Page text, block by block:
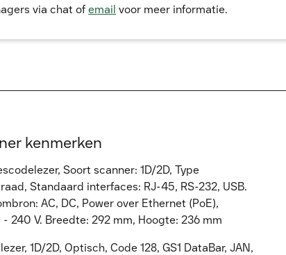
via chat ofemail voor meer informatie.
kenmerken
Soort scanner: 1D/2D, Type
Standaard interfaces: RJ-45, RS-232, USB.
AC, DC, Power over Ethernet (PoE),
240 V. Breedte: 292 mm, Hoogte: 236 mm
1D/2D, Optisch, Code 128, GS1 DataBar, JAN,